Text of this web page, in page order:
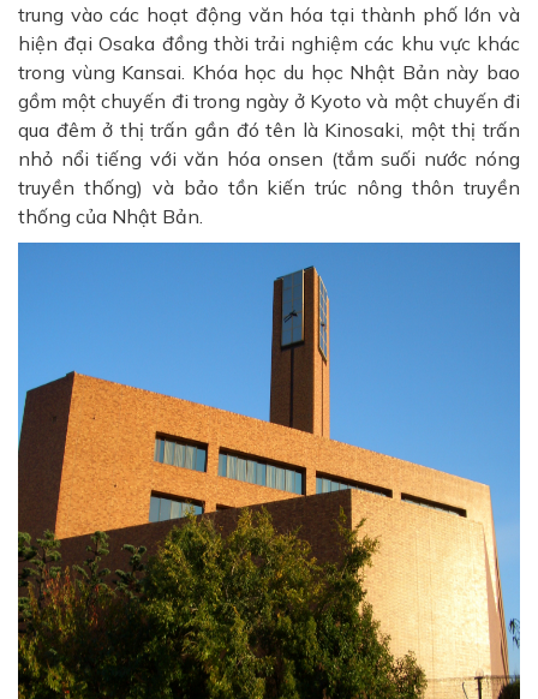
trung vào các hoạt động văn hóa tại thành phố lớn và
hiện đại Osaka đồng thời trải nghiệm các khu vực khác
trong vùng Kansai. Khóa học du học Nhật Bản này bao
gồm một chuyến đi trong ngày ở Kyoto và một chuyến đi
qua đêm ở thị trấn gần đó tên là Kinosaki, một thị trấn
nhỏ nổi tiếng với văn hóa onsen (tắm suối nước nóng
truyền thống) và bảo tồn kiến ​​trúc nông thôn truyền
thống của Nhật Bản.